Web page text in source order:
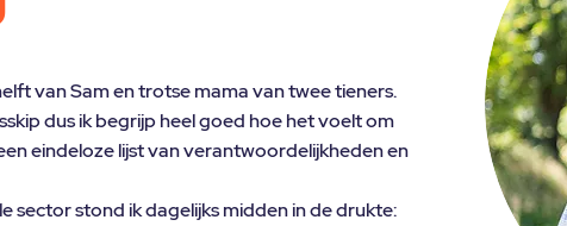
van Sam en trotse mama van twee tieners.
dus ik begrijp heel goed hoe het voelt om
eindeloze lijst van verantwoordelijkheden en
sector stond ik dagelijks midden in de drukte: